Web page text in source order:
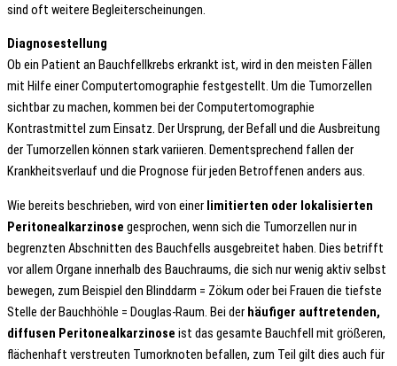
sind oft weitere Begleiterscheinungen.
Diagnosestellung
Ob ein Patient an Bauchfellkrebs erkrankt ist, wird in den meisten Fällen
mit Hilfe einer Computertomographie festgestellt. Um die Tumorzellen
sichtbar zu machen, kommen bei der Computertomographie
Kontrastmittel zum Einsatz. Der Ursprung, der Befall und die Ausbreitung
der Tumorzellen können stark variieren. Dementsprechend fallen der
Krankheitsverlauf und die Prognose für jeden Betroffenen anders aus.
Wie bereits beschrieben, wird von einer limitierten oder lokalisierten
Peritonealkarzinose gesprochen, wenn sich die Tumorzellen nur in
begrenzten Abschnitten des Bauchfells ausgebreitet haben. Dies betrifft
vor allem Organe innerhalb des Bauchraums, die sich nur wenig aktiv selbst
bewegen, zum Beispiel den Blinddarm = Zökum oder bei Frauen die tiefste
Stelle der Bauchhöhle = Douglas-Raum. Bei der häufiger auftretenden,
diffusen Peritonealkarzinose ist das gesamte Bauchfell mit größeren,
flächenhaft verstreuten Tumorknoten befallen, zum Teil gilt dies auch für